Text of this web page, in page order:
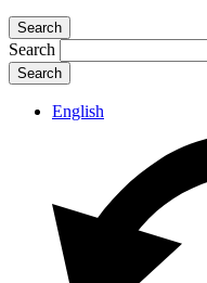
Search
Search
English